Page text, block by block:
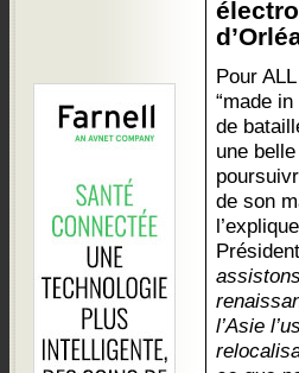
Pour
“made
de
une
de son
l’explique
l’Asie